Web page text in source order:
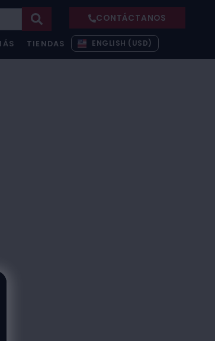
CONTÁCTANOS
TIENDAS ENGLISH (USD)